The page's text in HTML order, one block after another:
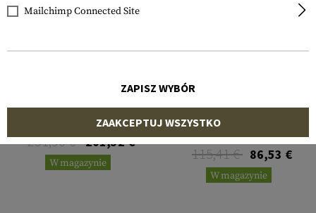
MIDWEST INDUSTRIES
AK Alpha Series Optic
Mount T2 Interface
251,90 € 201,52 €
W magazynie
B&T
AR15 Frontsight 2x NAR
Mount
115,41 € 86,53 €
W magazynie
Mailchimp Connected Site
ZAPISZ WYBÓR
ZAAKCEPTUJ WSZYSTKO